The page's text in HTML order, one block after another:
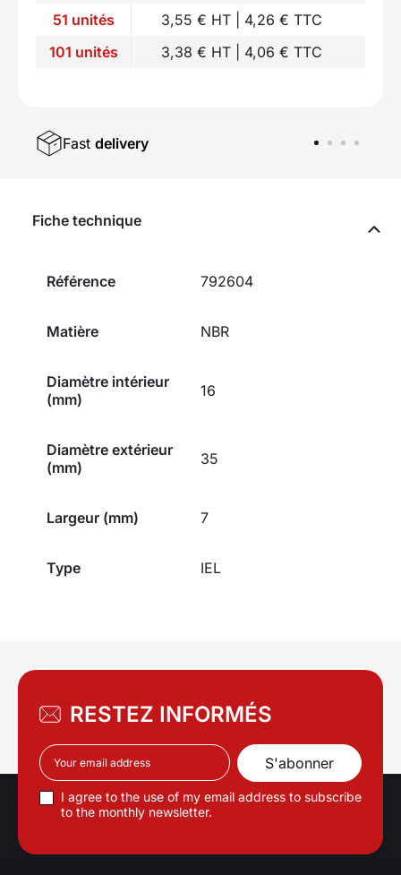
51 unités
3,55 € HT | 4,26 € TTC
101 unités
3,38 € HT | 4,06 € TTC
Fast delivery
Fiche technique
Référence 792604
Matière NBR
Diamètre intérieur
(mm)
16
Diamètre extérieur
(mm)
35
Largeur (mm) 7
Type IEL
RESTEZ INFORMÉS
I agree to the use of my email address to subscribe
to the monthly newsletter.